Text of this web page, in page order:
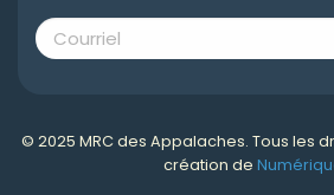
© 2025 MRC des Appalaches. Tous les
création de